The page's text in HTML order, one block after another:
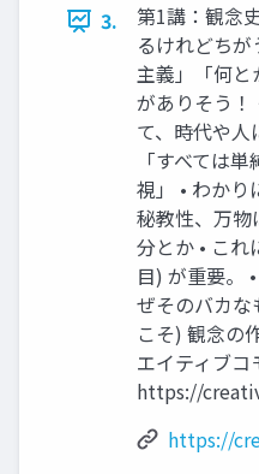
3.
第1講：観念
るけれどち
主義」「何
がありそう！
て、時代や人
「すべては
視」 • わか
秘教性、万
分とか • こ
目) が重要。
ぜそのバカ
こそ) 観念の
エイティブコ
https://
https://